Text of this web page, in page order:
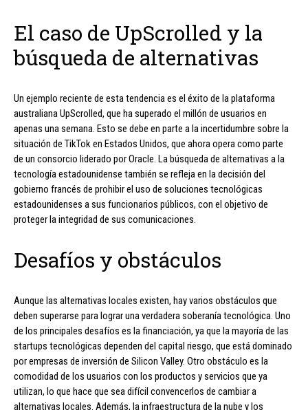
El caso de UpScrolled y la
búsqueda de alternativas
Un ejemplo reciente de esta tendencia es el éxito de la plataforma
australiana UpScrolled, que ha superado el millón de usuarios en
apenas una semana. Esto se debe en parte a la incertidumbre sobre la
situación de TikTok en Estados Unidos, que ahora opera como parte
de un consorcio liderado por Oracle. La búsqueda de alternativas a la
tecnología estadounidense también se refleja en la decisión del
gobierno francés de prohibir el uso de soluciones tecnológicas
estadounidenses a sus funcionarios públicos, con el objetivo de
proteger la integridad de sus comunicaciones.
Desafíos y obstáculos
Aunque las alternativas locales existen, hay varios obstáculos que
deben superarse para lograr una verdadera soberanía tecnológica. Uno
de los principales desafíos es la financiación, ya que la mayoría de las
startups tecnológicas dependen del capital riesgo, que está dominado
por empresas de inversión de Silicon Valley. Otro obstáculo es la
comodidad de los usuarios con los productos y servicios que ya
utilizan, lo que hace que sea difícil convencerlos de cambiar a
alternativas locales. Además, la infraestructura de la nube y los